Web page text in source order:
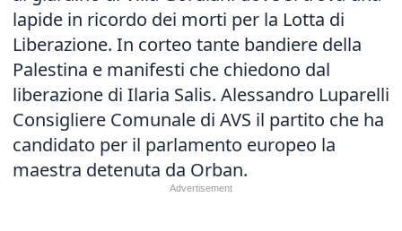
lapide in ricordo dei morti per la Lotta di
Liberazione. In corteo tante bandiere della
Palestina e manifesti che chiedono dal
liberazione di Ilaria Salis. Alessandro Luparelli
Consigliere Comunale di AVS il partito che ha
candidato per il parlamento europeo la
maestra detenuta da Orban.